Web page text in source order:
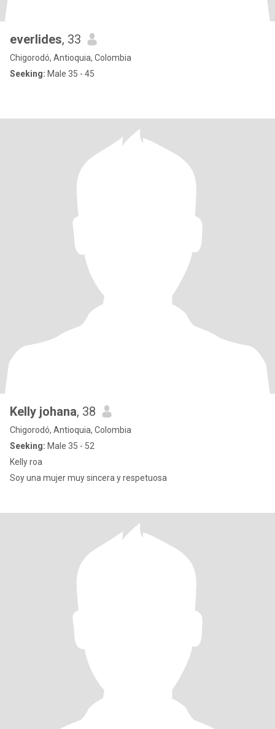
everlides, 33
Chigorodó, Antioquia, Colombia
Seeking: Male 35 - 45
Kelly johana, 38
Chigorodó, Antioquia, Colombia
Seeking: Male 35 - 52
Kelly roa
Soy una mujer muy sincera y respetuosa